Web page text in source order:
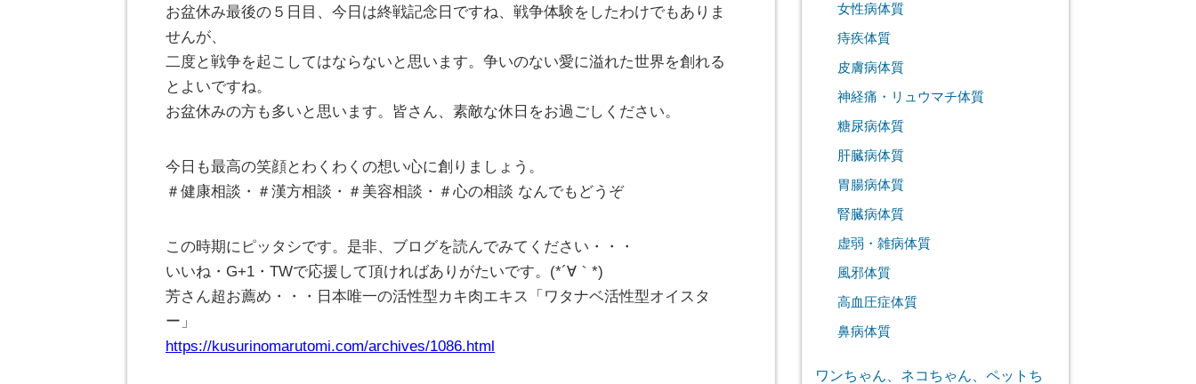
お盆休み最後の５日目、今日は終戦記念日ですね、戦争体験をしたわけでもありま
せんが、
二度と戦争を起こしてはならないと思います。争いのない愛に溢れた世界を創れる
とよいですね。
お盆休みの方も多いと思います。皆さん、素敵な休日をお過ごしください。
今日も最高の笑顔とわくわくの想い心に創りましょう。
＃健康相談・＃漢方相談・＃美容相談・＃心の相談 なんでもどうぞ
この時期にピッタシです。是非、ブログを読んでみてください・・・
いいね・G+1・TWで応援して頂ければありがたいです。(*´∀｀*)
芳さん超お薦め・・・日本唯一の活性型カキ肉エキス「ワタナベ活性型オイスタ
ー」
https://kusurinomarutomi.com/archives/1086.html
女性病体質
痔疾体質
皮膚病体質
神経痛・リュウマチ体質
糖尿病体質
肝臓病体質
胃腸病体質
腎臓病体質
虚弱・雑病体質
風邪体質
高血圧症体質
鼻病体質
ワンちゃん、ネコちゃん、ペットち